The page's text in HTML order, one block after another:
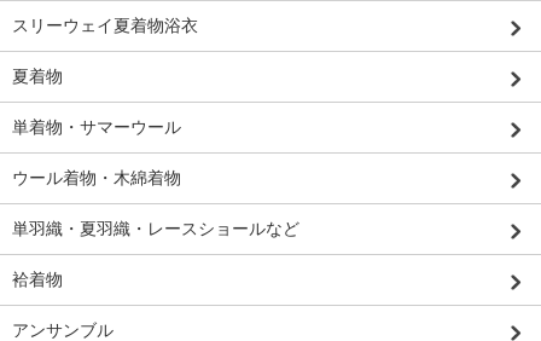
スリーウェイ夏着物浴衣
夏着物
単着物・サマーウール
ウール着物・木綿着物
単羽織・夏羽織・レースショールなど
袷着物
アンサンブル